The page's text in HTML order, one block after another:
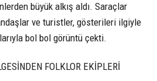
büyük alkış aldı. Saraçlar
ve turistler, gösterileri ilgiyle
bol bol görüntü çekti.
FOLKLOR EKİPLERİ